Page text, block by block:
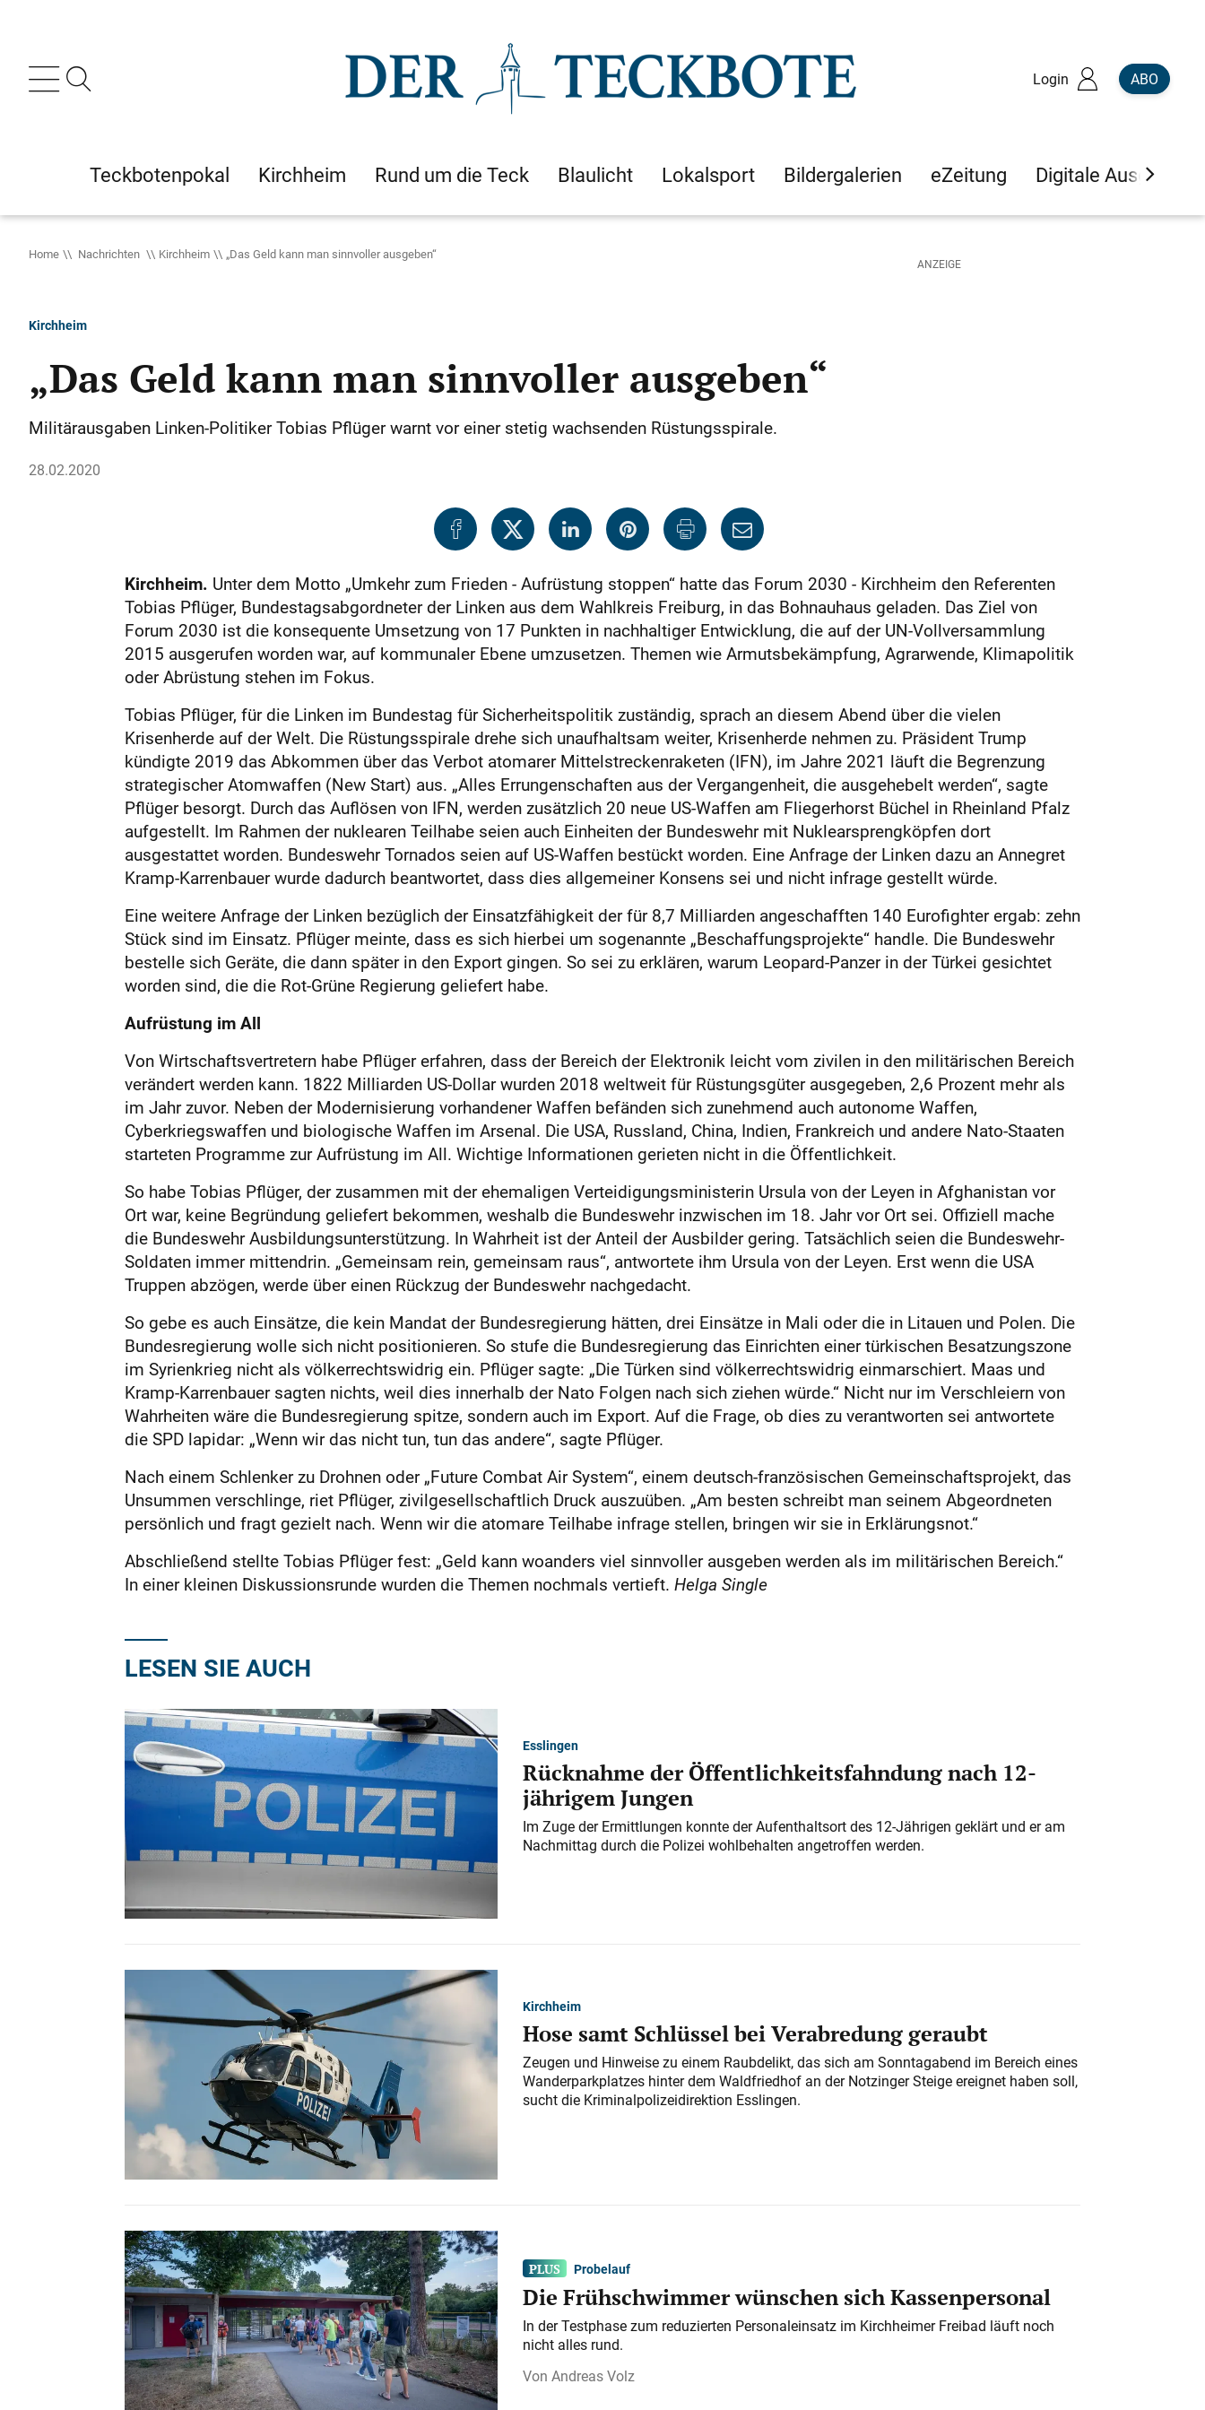
Login ABO
Teckbotenpokal Kirchheim Rund um die Teck Blaulicht Lokalsport Bildergalerien eZeitung Digitale Ausgaben
Home Nachrichten Kirchheim „Das Geld kann man sinnvoller ausgeben“
Kirchheim
„Das Geld kann man sinnvoller ausgeben“
Militärausgaben Linken-Politiker Tobias Pflüger warnt vor einer stetig wachsenden Rüstungsspirale.
28.02.2020
Kirchheim. Unter dem Motto „Umkehr zum Frieden - Aufrüstung stoppen“ hatte das Forum 2030 - Kirchheim den Referenten
Tobias Pflüger, Bundestagsabgordneter der Linken aus dem Wahlkreis Freiburg, in das Bohnauhaus geladen. Das Ziel von
Forum 2030 ist die konsequente Umsetzung von 17 Punkten in nachhaltiger Entwicklung, die auf der UN-Vollversammlung
2015 ausgerufen worden war, auf kommunaler Ebene umzusetzen. Themen wie Armutsbekämpfung, Agrarwende, Klimapolitik
oder Abrüstung stehen im Fokus.
Tobias Pflüger, für die Linken im Bundestag für Sicherheitspolitik zuständig, sprach an diesem Abend über die vielen
Krisenherde auf der Welt. Die Rüstungsspirale drehe sich unaufhaltsam weiter, Krisenherde nehmen zu. Präsident Trump
kündigte 2019 das Abkommen über das Verbot atomarer Mittelstreckenraketen (IFN), im Jahre 2021 läuft die Begrenzung
strategischer Atomwaffen (New Start) aus. „Alles Errungenschaften aus der Vergangenheit, die ausgehebelt werden“, sagte
Pflüger besorgt. Durch das Auflösen von IFN, werden zusätzlich 20 neue US-Waffen am Fliegerhorst Büchel in Rheinland Pfalz
aufgestellt. Im Rahmen der nuklearen Teilhabe seien auch Einheiten der Bundeswehr mit Nuklearsprengköpfen dort
ausgestattet worden. Bundeswehr Tornados seien auf US-Waffen bestückt worden. Eine Anfrage der Linken dazu an Annegret
Kramp-Karrenbauer wurde dadurch beantwortet, dass dies allgemeiner Konsens sei und nicht infrage gestellt würde.
Eine weitere Anfrage der Linken bezüglich der Einsatzfähigkeit der für 8,7 Milliarden angeschafften 140 Eurofighter ergab: zehn
Stück sind im Einsatz. Pflüger meinte, dass es sich hierbei um sogenannte „Beschaffungsprojekte“ handle. Die Bundeswehr
bestelle sich Geräte, die dann später in den Export gingen. So sei zu erklären, warum Leopard-Panzer in der Türkei gesichtet
worden sind, die die Rot-Grüne Regierung geliefert habe.
Aufrüstung im All
Von Wirtschaftsvertretern habe Pflüger erfahren, dass der Bereich der Elektronik leicht vom zivilen in den militärischen Bereich
verändert werden kann. 1822 Milliarden US-Dollar wurden 2018 weltweit für Rüstungsgüter ausgegeben, 2,6 Prozent mehr als
im Jahr zuvor. Neben der Modernisierung vorhandener Waffen befänden sich zunehmend auch autonome Waffen,
Cyberkriegswaffen und biologische Waffen im Arsenal. Die USA, Russland, China, Indien, Frankreich und andere Nato-Staaten
starteten Programme zur Aufrüstung im All. Wichtige Informationen gerieten nicht in die Öffentlichkeit.
So habe Tobias Pflüger, der zusammen mit der ehemaligen Verteidigungsministerin Ursula von der Leyen in Afghanistan vor
Ort war, keine Begründung geliefert bekommen, weshalb die Bundeswehr inzwischen im 18. Jahr vor Ort sei. Offiziell mache
die Bundeswehr Ausbildungsunterstützung. In Wahrheit ist der Anteil der Ausbilder gering. Tatsächlich seien die Bundeswehr-
Soldaten immer mittendrin. „Gemeinsam rein, gemeinsam raus“, antwortete ihm Ursula von der Leyen. Erst wenn die USA
Truppen abzögen, werde über einen Rückzug der Bundeswehr nachgedacht.
So gebe es auch Einsätze, die kein Mandat der Bundesregierung hätten, drei Einsätze in Mali oder die in Litauen und Polen. Die
Bundesregierung wolle sich nicht positionieren. So stufe die Bundesregierung das Einrichten einer türkischen Besatzungszone
im Syrienkrieg nicht als völkerrechtswidrig ein. Pflüger sagte: „Die Türken sind völkerrechtswidrig einmarschiert. Maas und
Kramp-Karrenbauer sagten nichts, weil dies innerhalb der Nato Folgen nach sich ziehen würde.“ Nicht nur im Verschleiern von
Wahrheiten wäre die Bundesregierung spitze, sondern auch im Export. Auf die Frage, ob dies zu verantworten sei antwortete
die SPD lapidar: „Wenn wir das nicht tun, tun das andere“, sagte Pflüger.
Nach einem Schlenker zu Drohnen oder „Future Combat Air System“, einem deutsch-französischen Gemeinschaftsprojekt, das
Unsummen verschlinge, riet Pflüger, zivilgesellschaftlich Druck auszuüben. „Am besten schreibt man seinem Abgeordneten
persönlich und fragt gezielt nach. Wenn wir die atomare Teilhabe infrage stellen, bringen wir sie in Erklärungsnot.“
Abschließend stellte Tobias Pflüger fest: „Geld kann woanders viel sinnvoller ausgeben werden als im militärischen Bereich.“
In einer kleinen Diskussionsrunde wurden die Themen nochmals vertieft. Helga Single
LESEN SIE AUCH
Esslingen
Rücknahme der Öffentlichkeitsfahndung nach 12-
jährigem Jungen
Im Zuge der Ermittlungen konnte der Aufenthaltsort des 12-Jährigen geklärt und er am
Nachmittag durch die Polizei wohlbehalten angetroffen werden.
Kirchheim
Hose samt Schlüssel bei Verabredung geraubt
Zeugen und Hinweise zu einem Raubdelikt, das sich am Sonntagabend im Bereich eines
Wanderparkplatzes hinter dem Waldfriedhof an der Notzinger Steige ereignet haben soll,
sucht die Kriminalpolizeidirektion Esslingen.
Probelauf
Die Frühschwimmer wünschen sich Kassenpersonal
In der Testphase zum reduzierten Personaleinsatz im Kirchheimer Freibad läuft noch
nicht alles rund.
Andreas Volz